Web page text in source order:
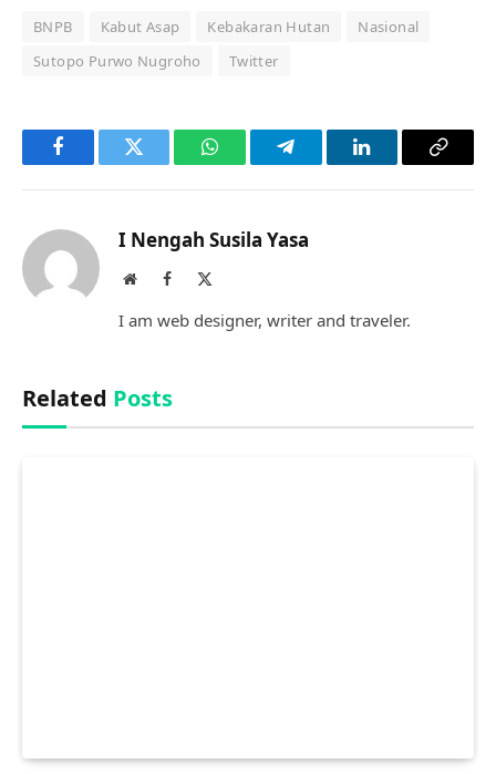
BNPB Kabut Asap Kebakaran Hutan
Nasional
Sutopo Purwo Nugroho
Twitter
FacebookTwitter WhatsAppTelegramLinkedInCopy
I Nengah Susila Yasa
WebsiteFacebook
I am web designer, writer and traveler.
Related Posts